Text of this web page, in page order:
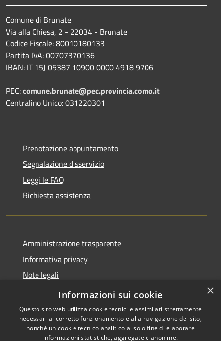
Comune di Brunate
Via alla Chiesa, 2 - 22034 - Brunate
Codice Fiscale: 80010180133
Partita IVA: 00707370136
IBAN: IT 15J 05387 10900 0000 4918 9706
PEC:comune.brunate@pec.provincia.como.it
Centralino Unico: 031220301
Prenotazione appuntamento
Segnalazione disservizio
Leggi le FAQ
Richiesta assistenza
Amministrazione trasparente
Informativa privacy
Note legali
Dichiarazione di accessibilità
×
Informazioni sui cookie
Questo sito web utilizza cookie tecnici e assimilati strettamente
necessari al corretto funzionamento e alla navigazione del sito,
nonché un cookie tecnico analitico al solo fine di elaborare
informazioni statistiche, aggregate e anonime.